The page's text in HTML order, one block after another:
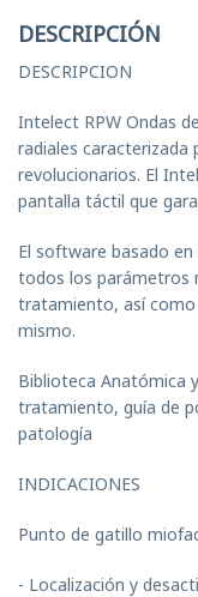
DESCRIPCIÓN
DESCRIPCION
Intelect RPW Ondas
radiales caracterizada
revolucionarios. El
pantalla táctil que
El software basado
todos los parámetros
tratamiento, así como
mismo.
Biblioteca Anatómica
tratamiento, guía de
patología
INDICACIONES
Punto de gatillo
- Localización y